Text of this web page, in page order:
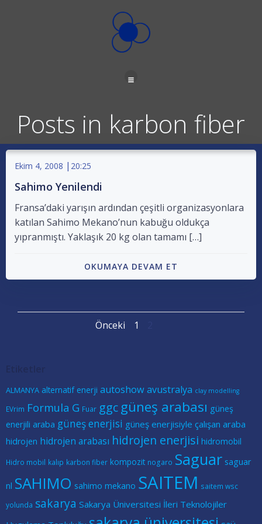
geç
Posts in karbon fiber
Ekim 4, 2008 | 20:25
Sahimo Yenilendi
Fransa’daki yarışın ardından çeşitli organizasyonlara
katılan Sahimo Mekano’nun kabuğu oldukça
yıpranmıştı. Yaklaşık 20 kg olan tamamı […]
OKUMAYA DEVAM ET
Posts
Önceki
Posts
Page
1
ALMANYA alternatif enerji autoshowavustralya clay modelling
EVrim Formula G Fuar ggc güneş arabası güneş
enerjili araba güneş enerjisi güneş enerjisiyle çalışan araba
hidrojen hidrojen arabası hidrojen enerjisi hidromobil
Hidro mobil kalıp karbon fiber kompozit nogaro Saguar saguar
nl SAHIMO sahimo mekano SAITEM saitem wsc
yolunda sakarya Sakarya Üniversitesi İleri Teknolojiler